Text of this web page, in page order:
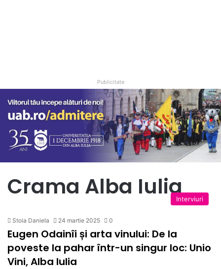
Publicitate
Crama Alba IuliaInterviuri
Stoia Daniela 24 martie 2025 0
Eugen Odainîi și arta vinului: De la
poveste la pahar într-un singur loc: Unio
Vini, Alba Iulia